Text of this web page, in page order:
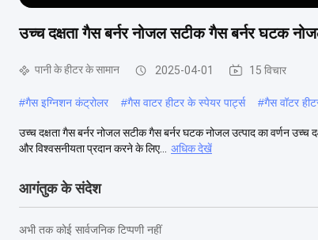
Time
उच्च दक्षता गैस बर्नर नोजल सटीक गैस बर्नर घटक
पानी के हीटर के सामान 2025-04-01 15 विचार
#गैस इग्निशन कंट्रोलर #गैस वाटर हीटर के स्पेयर पार्ट्स #गैस वॉटर
उच्च दक्षता गैस बर्नर नोजल सटीक गैस बर्नर घटक नोजल उत्पाद का वर्णन
और विश्वसनीयता प्रदान करने के लिए...
अधिक देखें
आगंतुक के संदेश
अभी तक कोई सार्वजनिक टिप्पणी नहीं